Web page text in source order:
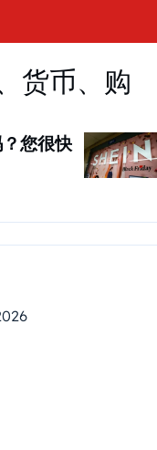
货币、购
您很快